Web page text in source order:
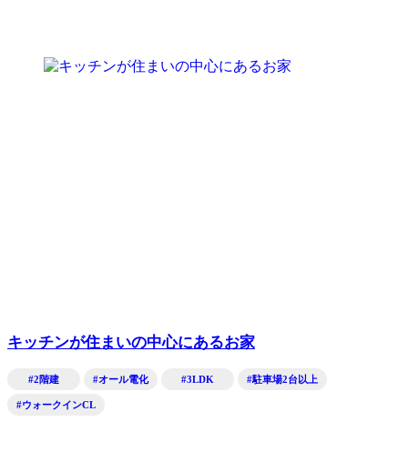
キッチンが住まいの中心にあるお家
#2階建 #オール電化 #3LDK #駐車場2台以上
#ウォークインCL